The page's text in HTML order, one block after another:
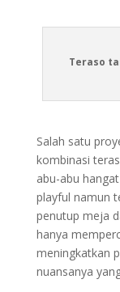
Teraso
Salah satu
kombinasi
abu-abu
playful namun
penutup meja
hanya
meningkatkan
nuansanya